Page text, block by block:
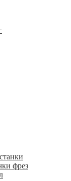
фрез